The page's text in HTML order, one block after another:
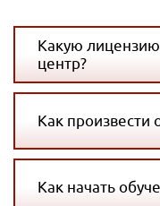
Какую
центр?
Как произвести
Как начать